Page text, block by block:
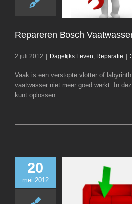
Repareren Bosch
2 juli 2012 Dagelijks Leven, Reparatie
Vaak is een verstopte vlotter of
vaatwasser niet meer goed werkt. In
kunt oplossen.
20
mei 2012